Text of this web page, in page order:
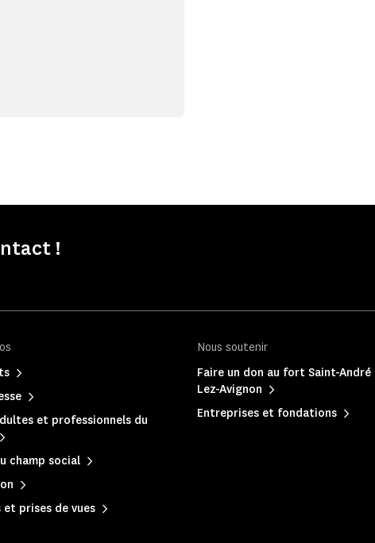
!
et professionnels du
champ social
et prises de vues
Nous soutenir
Faire un don au fort Saint-André
Lez-Avignon
Entreprises et fondations